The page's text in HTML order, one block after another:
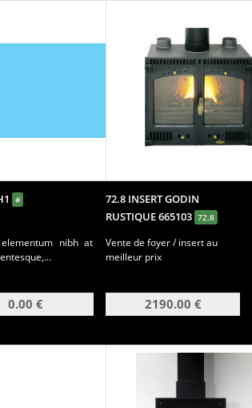
#
nibh at
0.00 €
72.8 INSERT GODIN
RUSTIQUE 665103 72.8
Vente de foyer / insert au
meilleur prix
2190.00 €